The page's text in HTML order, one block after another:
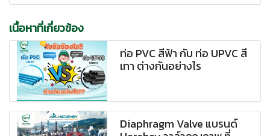
เนื้อหาที่เกี่ยวข้อง
ท่อ PVC สีฟ้า กับ ท่อ UPVC สี
เทา ต่างกันอย่างไร
Diaphragm Valve แบรนด์